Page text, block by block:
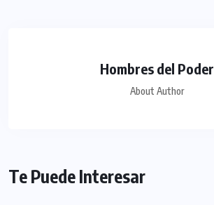
Hombres del Poder
About Author
Te Puede Interesar